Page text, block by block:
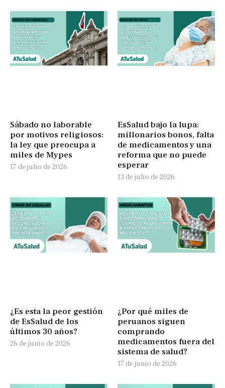
Sábado no laborable
por motivos religiosos:
la ley que preocupa a
miles de Mypes
17 de julio de 2026
EsSalud bajo la lupa:
millonarios bonos, falta
de medicamentos y una
reforma que no puede
esperar
13 de julio de 2026
¿Es esta la peor gestión
de EsSalud de los
últimos 30 años?
26 de junio de 2026
¿Por qué miles de
peruanos siguen
comprando
medicamentos fuera del
sistema de salud?
17 de junio de 2026